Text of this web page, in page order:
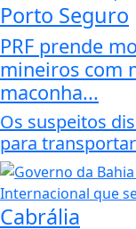
Porto Seguro
PRF prende
mineiros com
maconha...
Os suspeitos
para
Cabrália